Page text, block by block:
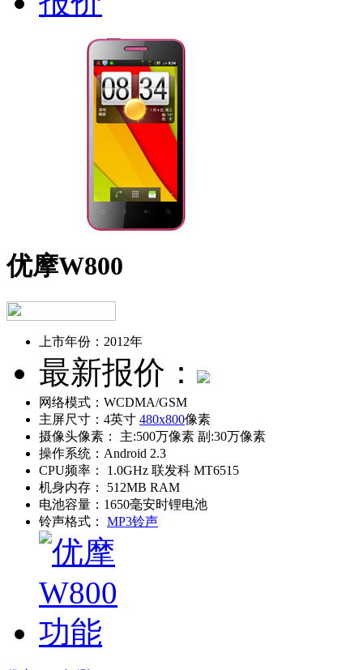
优摩W800
上市年份： 2012年
最新报价：
网络模式： WCDMA/GSM
主屏尺寸： 4英寸 480x800像素
摄像头像素：
主:500万像素 副:30万像素
操作系统： Android 2.3
CPU频率：
1.0GHz 联发科 MT6515
机身内存：
512MB RAM
电池容量： 1650毫安时锂电池
铃声格式：
MP3铃声